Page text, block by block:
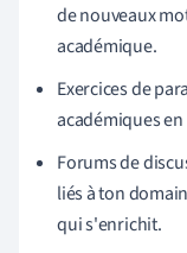
de nouveaux
académique.
Exercices de
académiques
Forums de
liés à ton
qui s'enrichit.